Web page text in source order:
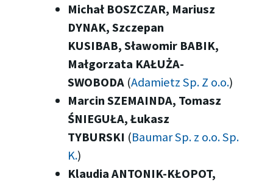
Michał BOSZCZAR, Mariusz
DYNAK, Szczepan
KUSIBAB, Sławomir BABIK,
Małgorzata KAŁUŻA-
SWOBODA (Adamietz Sp. Z o.o.)
Marcin SZEMAINDA, Tomasz
ŚNIEGUŁA, Łukasz
TYBURSKI (Baumar Sp. z o.o. Sp.
K.)
Klaudia ANTONIK-KŁOPOT,